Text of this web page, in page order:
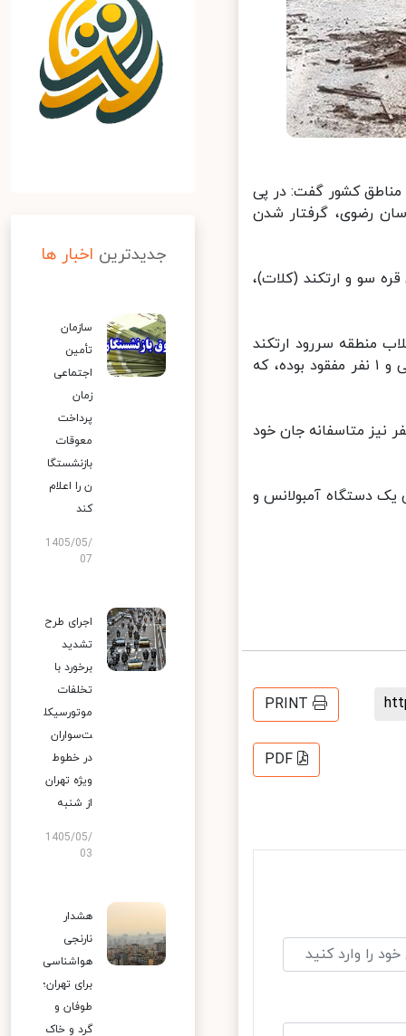
کشور گفت: در پی
رضوی، گرفتار شدن
سو و ارتکند (کلات)،
منطقه سررود ارتکند
گزارش شده است و از مجموع ۵ نفر سرنشین خودرو ۱ نفر زنده، ۳ نفر فوتی و ۱ نفر مفقود بوده، که
سه نفر نیز متاسفانه جان خود
یک دستگاه آمبولانس و
PRINT
PDF
جدیدترین اخبار ها
سازمان
تأمین
اجتماعی
زمان
پرداخت
معوقات
بازنشستگا
ن را اعلام
کند
1405/05/
07
اجرای طرح
تشدید
برخورد با
تخلفات
موتورسیکل
ت‌سواران
در خطوط
ویژه تهران
از شنبه
1405/05/
03
هشدار
نارنجی
هواشناسی
برای تهران؛
طوفان و
گرد و خاک